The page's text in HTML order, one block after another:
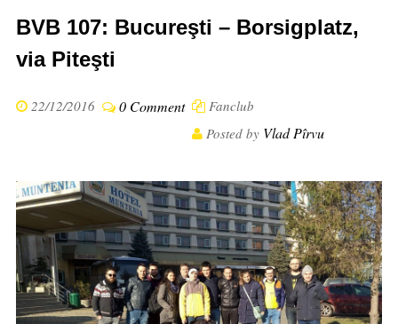
BVB 107: Bucureşti – Borsigplatz,
via Piteşti
22/12/2016 0 Comment
Fanclub
Posted by Vlad Pîrvu